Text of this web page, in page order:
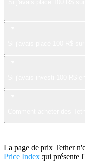
La page de prix Tether
Price Index qui présente